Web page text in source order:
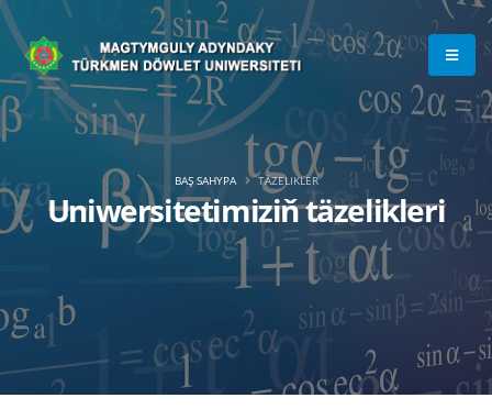
Uniwersitetimiziň täzelikleri
BAŞ SAHYPA TÄZELIKLER